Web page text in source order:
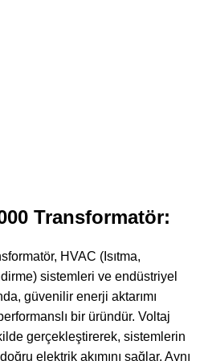
Transformatör:
HVAC (Isıtma,
sistemleri ve endüstriyel
güvenilir enerji aktarımı
bir üründür. Voltaj
gerçekleştirerek, sistemlerin
elektrik akımını sağlar. Aynı